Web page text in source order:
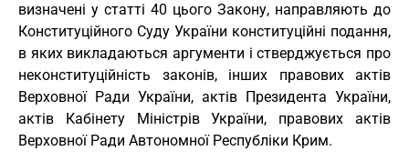
визначені у статті 40 цього Закону, направляють до
Конституційного Суду України конституційні подання,
в яких викладаються аргументи і стверджується про
неконституційність законів, інших правових актів
Верховної Ради України, актів Президента України,
актів Кабінету Міністрів України, правових актів
Верховної Ради Автономної Республіки Крим.